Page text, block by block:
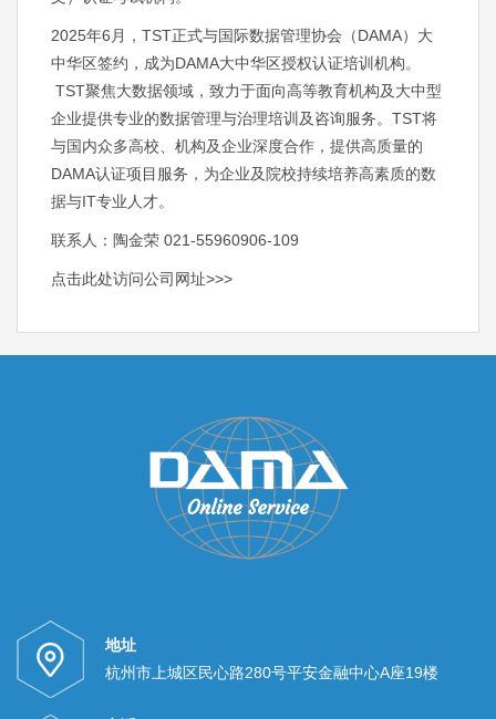
​​​​2025年6月，TST正式与国际数据管理协会（DAMA）大
中华区签约，成为DAMA大中华区授权认证培训机构。​​
TST聚焦大数据领域，致力于面向高等教育机构及大中型
企业提供专业的数据管理与治理培训及咨询服务。​​TST将
与国内众多高校、机构及企业深度合作，提供高质量的
DAMA认证项目服务，为企业及院校持续培养高素质的数
据与IT专业人才。​
联系人：陶金荣 021-55960906-109
点击此处访问公司网址>>>
地址
杭州市上城区民心路280号平安金融中心A座19楼